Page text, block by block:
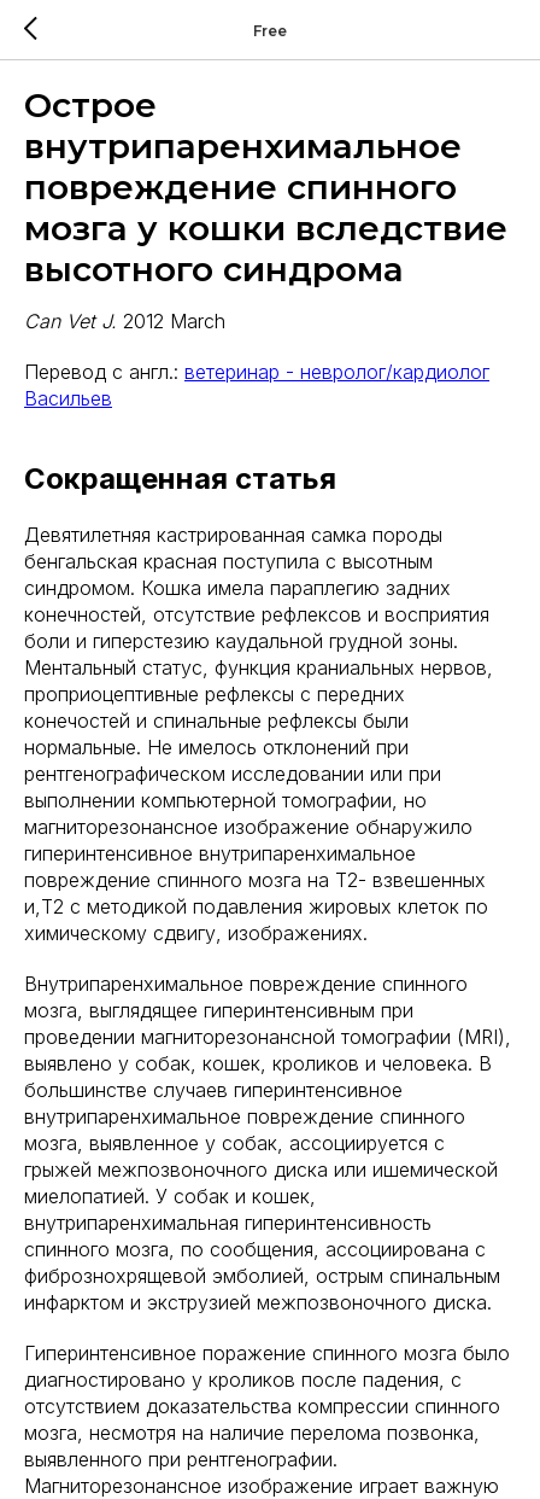
Free
Острое
внутрипаренхимальное
повреждение спинного
мозга у кошки вследствие
высотного синдрома
Can Vet J. 2012 March
Перевод с англ.: ветеринар - невролог/кардиолог
Васильев
Сокращенная статья
Девятилетняя кастрированная самка породы
бенгальская красная поступила с высотным
синдромом. Кошка имела параплегию задних
конечностей, отсутствие рефлексов и восприятия
боли и гиперстезию каудальной грудной зоны.
Ментальный статус, функция краниальных нервов,
проприоцептивные рефлексы с передних
конечостей и спинальные рефлексы были
нормальные. Не имелось отклонений при
рентгенографическом исследовании или при
выполнении компьютерной томографии, но
магниторезонансное изображение обнаружило
гиперинтенсивное внутрипаренхимальное
повреждение спинного мозга на Т2- взвешенных
и,Т2 с методикой подавления жировых клеток по
химическому сдвигу, изображениях.
Внутрипаренхимальное повреждение спинного
мозга, выглядящее гиперинтенсивным при
проведении магниторезонансной томографии (MRI),
выявлено у собак, кошек, кроликов и человека. В
большинстве случаев гиперинтенсивное
внутрипаренхимальное повреждение спинного
мозга, выявленное у собак, ассоциируется с
грыжей межпозвоночного диска или ишемической
миелопатией. У собак и кошек,
внутрипаренхимальная гиперинтенсивность
спинного мозга, по сообщения, ассоциирована с
фибрознохрящевой эмболией, острым спинальным
инфарктом и экструзией межпозвоночного диска.
Гиперинтенсивное поражение спинного мозга было
диагностировано у кроликов после падения, с
отсутствием доказательства компрессии спинного
мозга, несмотря на наличие перелома позвонка,
выявленного при рентгенографии.
Магниторезонансное изображение играет важную